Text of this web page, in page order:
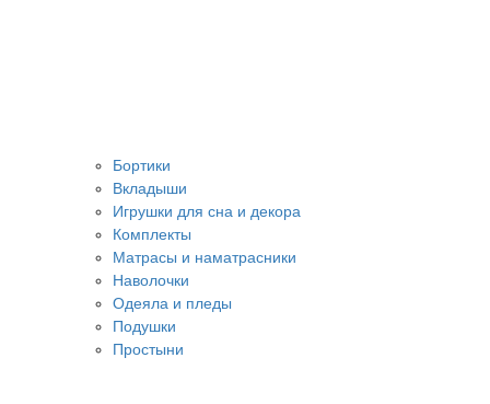
Бортики
Вкладыши
Игрушки для сна и декора
Комплекты
Матрасы и наматрасники
Наволочки
Одеяла и пледы
Подушки
Простыни